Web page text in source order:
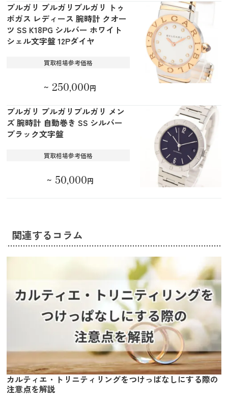
ブルガリ ブルガリブルガリ トゥ
ボガス レディース 腕時計 クオー
ツ SS K18PG シルバー ホワイト
シェル文字盤 12Pダイヤ
買取相場参考価格
～ 250,000円
ブルガリ ブルガリブルガリ メン
ズ 腕時計 自動巻き SS シルバー
ブラック文字盤
買取相場参考価格
～ 50,000円
関連するコラム
カルティエ・トリニティリングをつけっぱなしにする際の
注意点を解説